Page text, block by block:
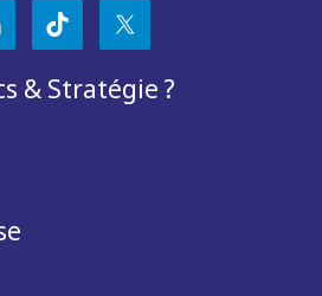
& Stratégie ?